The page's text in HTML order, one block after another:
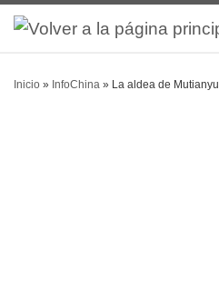
Inicio » InfoChina » La aldea de Mutianyu